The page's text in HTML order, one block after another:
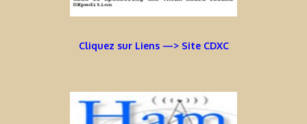
Cliquez sur Liens —> Site CDXC